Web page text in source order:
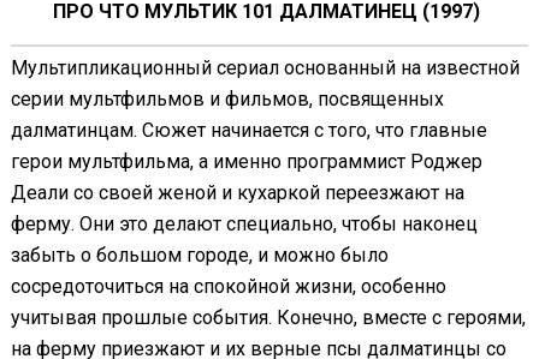
ПРО ЧТО МУЛЬТИК 101 ДАЛМАТИНЕЦ (1997)
Мультипликационный сериал основанный на известной
серии мультфильмов и фильмов, посвященных
далматинцам. Сюжет начинается с того, что главные
герои мультфильма, а именно программист Роджер
Деали со своей женой и кухаркой переезжают на
ферму. Они это делают специально, чтобы наконец
забыть о большом городе, и можно было
сосредоточиться на спокойной жизни, особенно
учитывая прошлые события. Конечно, вместе с героями,
на ферму приезжают и их верные псы далматинцы со